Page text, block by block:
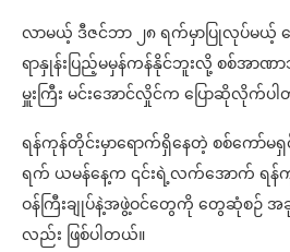
လာမယ့် ဒီဇင်ဘာ ၂၈ ရက်မှာပြုလုပ်မယ့် ရွ
ရာနှုန်းပြည့်မမှန်ကန်နိုင်ဘူးလို့ စစ်အာဏာ
မှူးကြီး မင်းအောင်လှိုင်က ပြောဆိုလိုက်ပ
ရန်ကုန်တိုင်းမှာရောက်ရှိနေတဲ့ စစ်ကော်မရှ
ရက် ယမန်နေ့က ၎င်းရဲ့လက်အောက် ရန်ကု
ဝန်ကြီးချုပ်နဲ့အဖွဲ့ဝင်တွေကို တွေဆုံစဉ်
လည်း ဖြစ်ပါတယ်။